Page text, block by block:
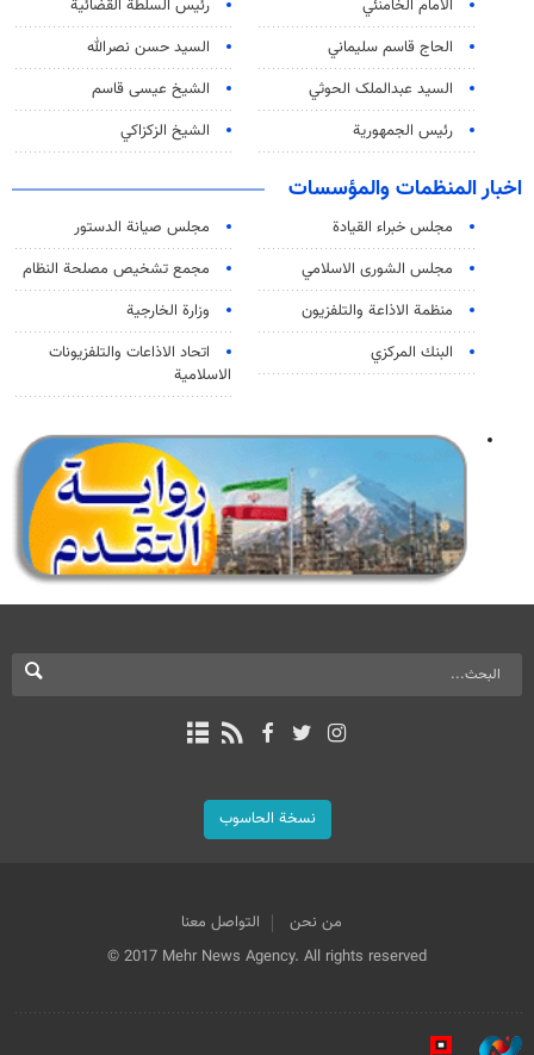
الامام الخامنئي
رئیس السلطة القضائیة
الحاج قاسم سليماني
السيد حسن نصرالله
السید عبدالملک الحوثي
الشيخ عيسى قاسم
رئيس الجمهورية
الشيخ الزكزاكي
اخبار المنظمات والمؤسسات
مجلس خبراء القيادة
مجلس صيانة الدستور
مجلس الشورى الاسلامي
مجمع تشخيص مصلحة النظام
منظمة الاذاعة والتلفزیون
وزارة الخارجية
البنك المركزي
اتحاد الاذاعات والتلفزيونات
الاسلامية
نسخة الحاسوب
من نحن
التواصل معنا
© 2017 Mehr News Agency. All rights reserved